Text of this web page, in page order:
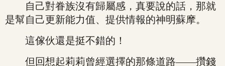
自己對眷族沒有歸屬感，真要說的話，那就
是幫自己更新能力值、提供情報的神明蘇摩。
這傢伙還是挺不錯的！
但回想起莉莉曾經選擇的那條道路——攢錢